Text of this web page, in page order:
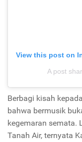
View this post on
A post
Berbagi kisah
bahwa bermusik
kegemaran semata.
Tanah Air, ternyata